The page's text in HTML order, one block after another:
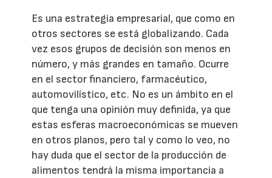
Es una estrategia empresarial, que como en
otros sectores se está globalizando. Cada
vez esos grupos de decisión son menos en
número, y más grandes en tamaño. Ocurre
en el sector financiero, farmacéutico,
automovilístico, etc. No es un ámbito en el
que tenga una opinión muy definida, ya que
estas esferas macroeconómicas se mueven
en otros planos, pero tal y como lo veo, no
hay duda que el sector de la producción de
alimentos tendrá la misma importancia a